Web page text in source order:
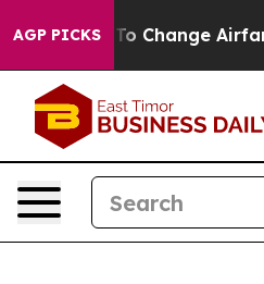
AGP PICKSTo Change Airfare